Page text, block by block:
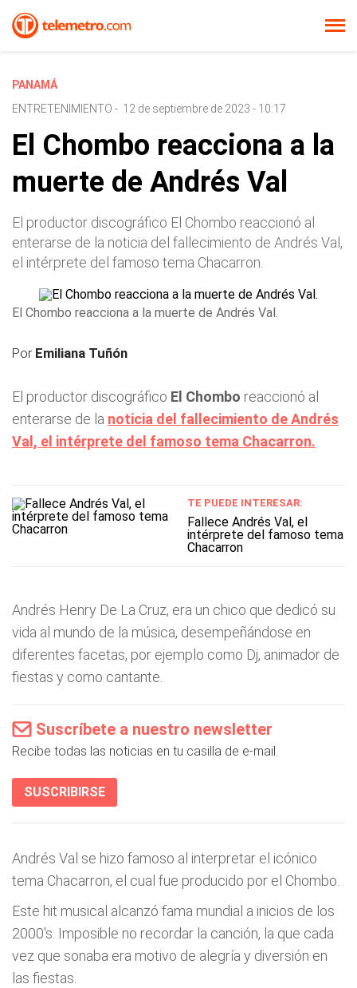
PANAMÁ
ENTRETENIMIENTO - 12 de septiembre de 2023 - 10:17
El Chombo reacciona a la
muerte de Andrés Val
El productor discográfico El Chombo reaccionó al
enterarse de la noticia del fallecimiento de Andrés Val,
el intérprete del famoso tema Chacarron.
El Chombo reacciona a la muerte de Andrés Val.
Por Emiliana Tuñón
El productor discográfico El Chombo reaccionó al
enterarse de la noticia del fallecimiento de Andrés
Val, el intérprete del famoso tema Chacarron.
TE PUEDE INTERESAR:
Fallece Andrés Val, el
intérprete del famoso tema
Chacarron
Andrés Henry De La Cruz, era un chico que dedicó su
vida al mundo de la música, desempeñándose en
diferentes facetas, por ejemplo como Dj, animador de
fiestas y como cantante.
Suscríbete a nuestro newsletter
Recibe todas las noticias en tu casilla de e-mail.
SUSCRIBIRSE
Andrés Val se hizo famoso al interpretar el icónico
tema Chacarron, el cual fue producido por el Chombo.
Este hit musical alcanzó fama mundial a inicios de los
2000's. Imposible no recordar la canción, la que cada
vez que sonaba era motivo de alegría y diversión en
las fiestas.